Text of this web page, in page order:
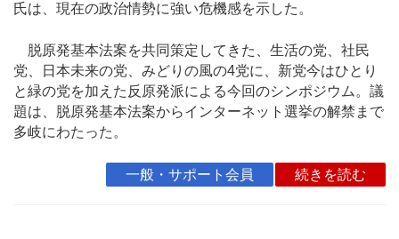
氏は、現在の政治情勢に強い危機感を示した。
脱原発基本法案を共同策定してきた、生活の党、社民
党、日本未来の党、みどりの風の4党に、新党今はひとり
と緑の党を加えた反原発派による今回のシンポジウム。議
題は、脱原発基本法案からインターネット選挙の解禁まで
多岐にわたった。
一般・サポート会員 続きを読む